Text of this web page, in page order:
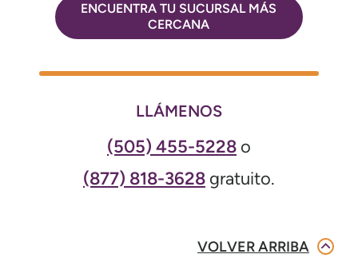
ENCUENTRA TU SUCURSAL MÁS
CERCANA
LLÁMENOS
(505) 455-5228 o
(877) 818-3628 gratuito.
VOLVER ARRIBA